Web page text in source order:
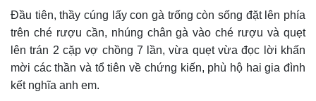
Đầu tiên, thầy cúng lấy con gà trống còn sống đặt lên phía
trên ché rượu cần, nhúng chân gà vào ché rượu và quẹt
lên trán 2 cặp vợ chồng 7 lần, vừa quẹt vừa đọc lời khấn
mời các thần và tổ tiên về chứng kiến, phù hộ hai gia đình
kết nghĩa anh em.